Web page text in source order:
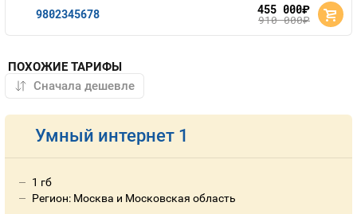
9802345678 455 000руб.
910 000руб.
ПОХОЖИЕ ТАРИФЫ
Умный интернет 1
1 гб
Регион: Москва и Московская область